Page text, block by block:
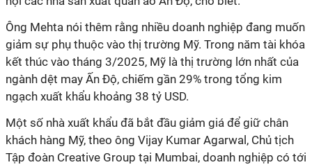
Ông Mehta nói thêm rằng nhiều doanh nghiệp đang muốn
giảm sự phụ thuộc vào thị trường Mỹ. Trong năm tài khóa
kết thúc vào tháng 3/2025, Mỹ là thị trường lớn nhất của
ngành dệt may Ấn Độ, chiếm gần 29% trong tổng kim
ngạch xuất khẩu khoảng 38 tỷ USD.
Một số nhà xuất khẩu đã bắt đầu giảm giá để giữ chân
khách hàng Mỹ, theo ông Vijay Kumar Agarwal, Chủ tịch
Tập đoàn Creative Group tại Mumbai, doanh nghiệp có tới